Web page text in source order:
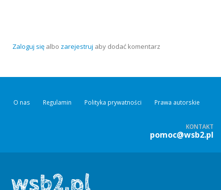
Zaloguj się albo zarejestruj aby dodać komentarz
O nas Regulamin Polityka prywatności Prawa autorskie
KONTAKT
pomoc@wsb2.pl